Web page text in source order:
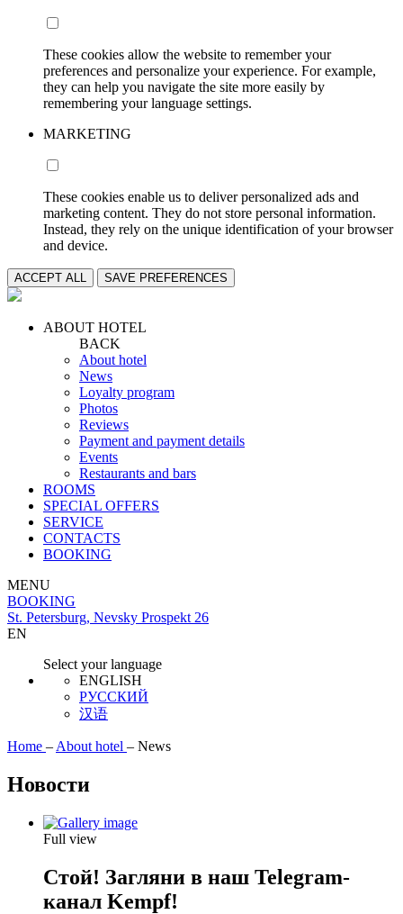
These cookies allow the website to remember your
preferences and personalize your experience. For example,
they can help you navigate the site more easily by
remembering your language settings.
MARKETING
These cookies enable us to deliver personalized ads and
marketing content. They do not store personal information.
Instead, they rely on the unique identification of your browser
and device.
ACCEPT ALL SAVE PREFERENCES
ABOUT HOTEL
BACK
About hotel
News
Loyalty program
Photos
Reviews
Payment and payment details
Events
Restaurants and bars
ROOMS
SPECIAL OFFERS
SERVICE
CONTACTS
BOOKING
MENU
BOOKING
St. Petersburg, Nevsky Prospekt 26
EN
Select your language
ENGLISH
РУССКИЙ
汉语
Home – About hotel – News
Новости
Full view
Стой! Загляни в наш Telegram-
канал Kempf!